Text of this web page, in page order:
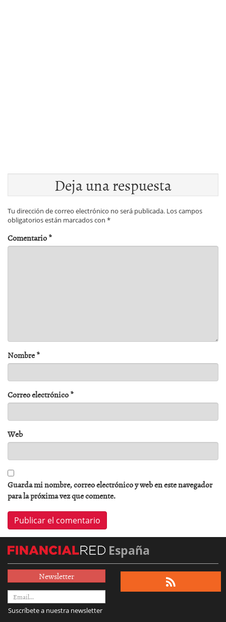
Deja una respuesta
Tu dirección de correo electrónico no será publicada. Los campos
obligatorios están marcados con *
Comentario*
Nombre*
Correo electrónico*
Web
Guarda mi nombre, correo electrónico y web en este navegador
para la próxima vez que comente.
España
Newsletter
Suscríbete a nuestra newsletter